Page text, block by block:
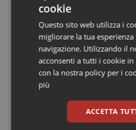
Salute orale & impianti
Sangue & coagulazione
Tiroide
Tumore al seno
Tumore ovarico
Potrebbe
Cronache
rosso
cookie
Questo sito web utilizza i
migliorare la tua esperienza
navigazione. Utilizzando il
acconsenti a tutti i cookie
con la nostra policy per i
più
ACCETTA